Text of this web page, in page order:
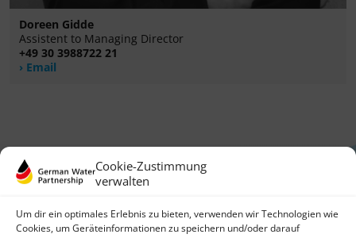
Cookie-Zustimmung
verwalten
Um dir ein optimales Erlebnis zu bieten, verwenden wir Technologien wie
Cookies, um Geräteinformationen zu speichern und/oder darauf
Doreen Gidde
Assistent to Managing Director
+49 30 3988722 21
Email